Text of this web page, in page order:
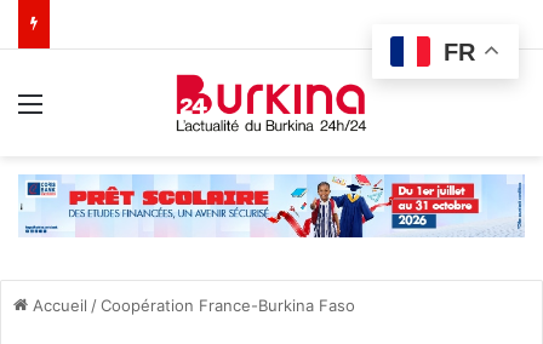
Accueil /Coopération France-Burkina Faso
FR